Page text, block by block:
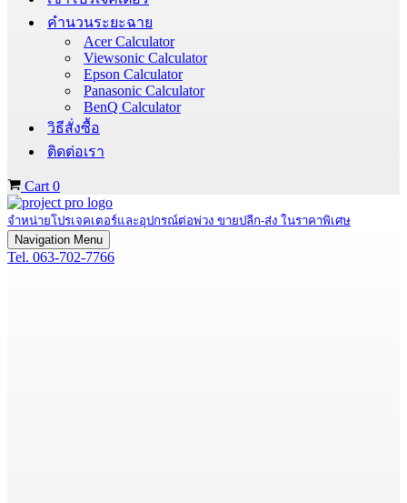
คำนวนระยะฉาย
Acer Calculator
Viewsonic Calculator
Epson Calculator
Panasonic Calculator
BenQ Calculator
วิธีสั่งซื้อ
ติดต่อเรา
Cart 0
จำหน่ายโปรเจคเตอร์และอุปกรณ์ต่อพ่วง ขายปลีก-ส่ง ในราคาพิเศษ
Navigation Menu
Tel. 063-702-7766